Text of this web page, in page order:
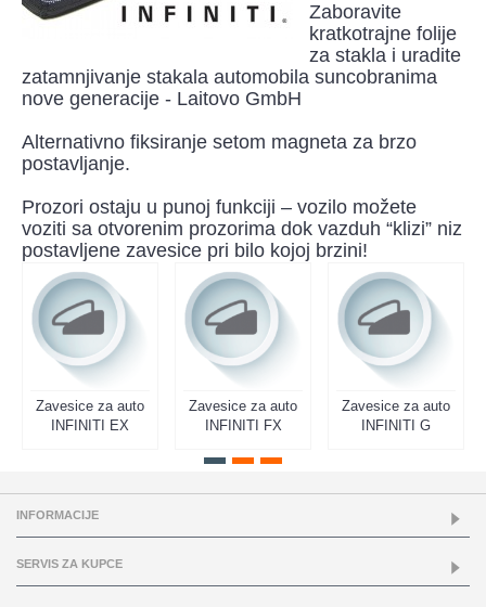
Zaboravite
kratkotrajne folije
za stakla i uradite
zatamnjivanje stakala automobila suncobranima
nove generacije - Laitovo GmbH
Alternativno fiksiranje setom magneta za brzo
postavljanje.
Prozori ostaju u punoj funkciji – vozilo možete
voziti sa otvorenim prozorima dok vazduh “klizi” niz
postavljene zavesice pri bilo kojoj brzini!
Zavesice za auto
INFINITI EX
Zavesice za auto
INFINITI FX
Zavesice za auto
INFINITI G
INFORMACIJE
SERVIS ZA KUPCE